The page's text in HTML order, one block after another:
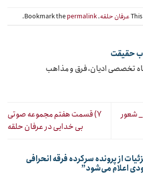
عرفان حلقه. Bookmark the
permalink
.
حقیقت
تخصصی ادیان، فرق و مذاهب
_ شعور
۷) قسمت هفتم مجموعه صوتی
بی خدایی در عرفان حلقه
از پرونده سرکرده فرقه انحرافی
اعلام می‌شود”